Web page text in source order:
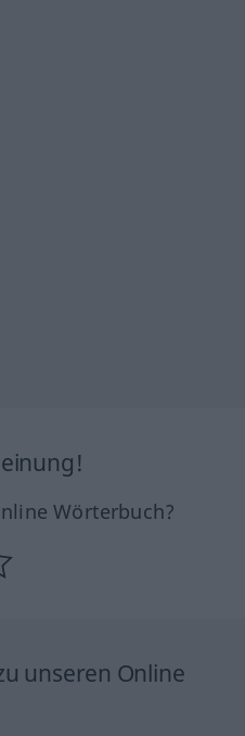
Wörterbuch?
unseren Online